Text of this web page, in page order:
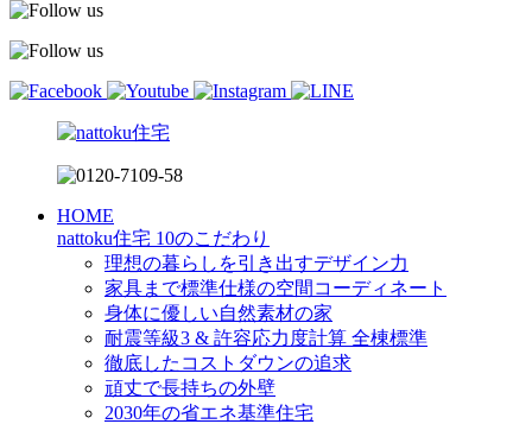
HOME
nattoku住宅 10のこだわり
理想の暮らしを引き出すデザイン力
家具まで標準仕様の空間コーディネート
身体に優しい自然素材の家
耐震等級3 & 許容応力度計算 全棟標準
徹底したコストダウンの追求
頑丈で長持ちの外壁
2030年の省エネ基準住宅